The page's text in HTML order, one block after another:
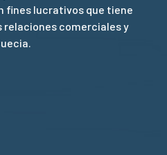
fines lucrativos que tiene
comerciales y